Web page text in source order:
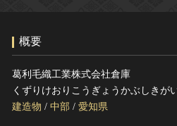
サ
文化遺産データベース
概要
葛利毛織工業株式会社倉庫
くずりけおりこうぎょうかぶしきが
建造物 / 中部 / 愛知県